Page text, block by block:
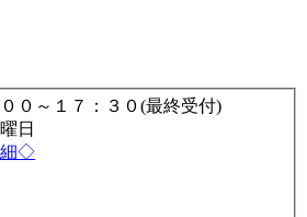
０～１７：３０(最終受付)
日
細◇